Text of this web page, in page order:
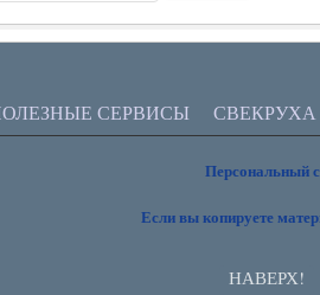
СЕРВИСЫ СВЕКРУХА
Персональный
Если вы копируете
НАВЕРХ!